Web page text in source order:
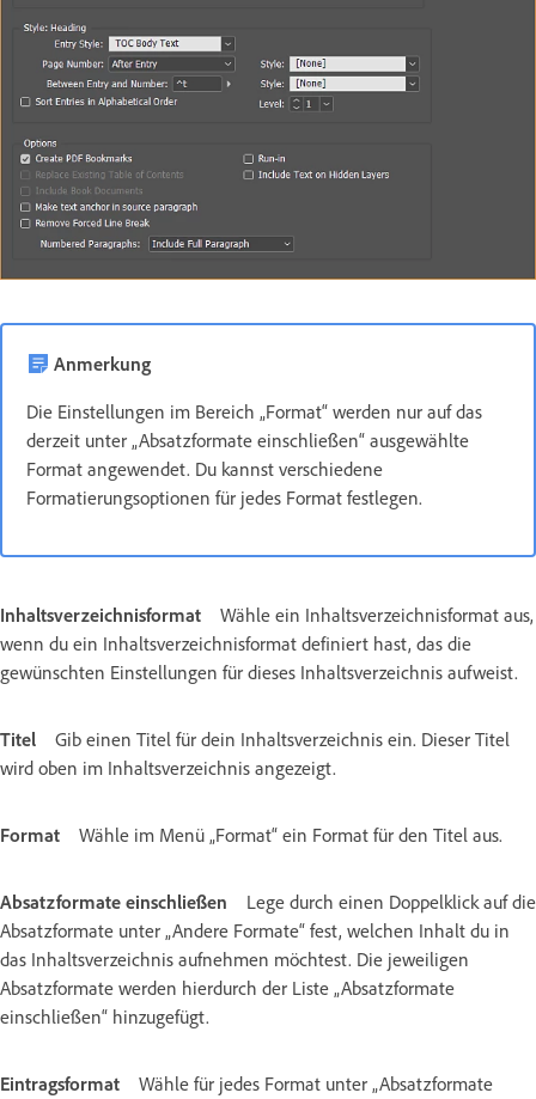
Anmerkung
Die Einstellungen im Bereich „Format“ werden nur auf das
derzeit unter „Absatzformate einschließen“ ausgewählte
Format angewendet. Du kannst verschiedene
Formatierungsoptionen für jedes Format festlegen.
Inhaltsverzeichnisformat
Wähle ein Inhaltsverzeichnisformat aus,
wenn du ein Inhaltsverzeichnisformat definiert hast, das die
gewünschten Einstellungen für dieses Inhaltsverzeichnis aufweist.
Titel
Gib einen Titel für dein Inhaltsverzeichnis ein. Dieser Titel
wird oben im Inhaltsverzeichnis angezeigt.
Format Wähle im Menü „Format“ ein Format für den Titel aus.
Absatzformate einschließen
Lege durch einen Doppelklick auf die
Absatzformate unter „Andere Formate“ fest, welchen Inhalt du in
das Inhaltsverzeichnis aufnehmen möchtest. Die jeweiligen
Absatzformate werden hierdurch der Liste „Absatzformate
einschließen“ hinzugefügt.
Eintragsformat
Wähle für jedes Format unter „Absatzformate